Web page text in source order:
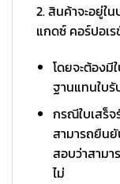
2. สินค้าจะอยู่ใ
แกดซ์ คอร์ปอเ
โดยจะต้องมี
ฐานแทนใบรั
กรณีใบเสร็จ
สามารถยืนยั
สอบว่าสามา
ไม่